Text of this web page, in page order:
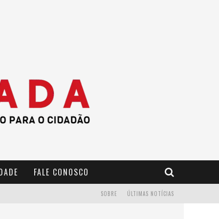
FALE CONOSCO
ÚLTIMAS NOTÍCIAS
SOBRE